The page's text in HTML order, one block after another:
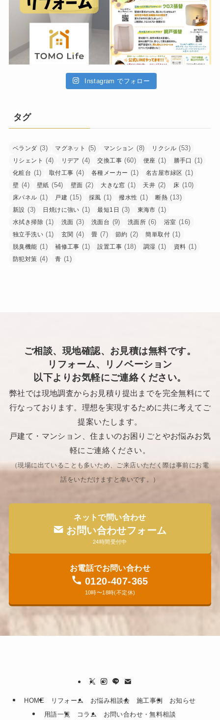
Instagram でフォロー
タグ
ベランダ (3) マグネット (5) マンション (8) リクシル (53)
リシェント (4) リデア (4) 交換工事 (60) 便座 (1) 勝手口 (1)
化粧台 (1) 取付工事 (4) 各種メーカー (1) 名古屋市緑区 (1)
壁 (4) 壁紙 (54) 壁面 (2) 大きな窓 (1) 天井 (2) 床 (10)
床パネル (1) 戸建 (15) 採風 (1) 撥水性 (1) 断熱 (13)
新設 (3) 日焼けに強い (1) 最短1日 (3) 東海市 (1)
水拭き掃除 (1) 洗面 (3) 洗面台 (9) 洗面所 (6) 浴室 (16)
独立手洗い (1) 玄関 (4) 畳 (7) 節約 (2) 簡単取付 (1)
脱臭機能 (1) 補修工事 (1) 設置工事 (18) 調湿 (1) 資料 (1)
防犯対策 (4) 青 (1)
ご相談、現地確認、お見積は無料です。
リフォーム、リノベーション
以下よりお気軽にご連絡ください。
弊社では現地調査からお見積り提出までを完全無料にて
行なっております。理想を実現するために共に考えてご
提案いたします。
戸建て・マンション、住まいのお困りごとやお悩みお気
軽にご連絡ください。
（現場に出ていることも多いため、ご来店いただく際は事前にお電
話をいただけますと幸いです。​）
ネットで問い合わせ
お問い合わせフォーム
24時間受付中
お電話でお問い合わせ
0120-407-365
10時〜18時(不定休)
HOME リフォーム お悩み相談会 施工事例
お知らせ
用語一覧
コラム お問い合わせ・無料相談